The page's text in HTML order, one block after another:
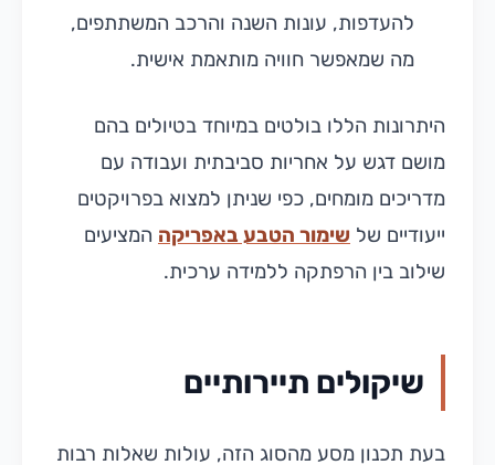
להעדפות, עונות השנה והרכב המשתתפים,
מה שמאפשר חוויה מותאמת אישית.
היתרונות הללו בולטים במיוחד בטיולים בהם
מושם דגש על אחריות סביבתית ועבודה עם
מדריכים מומחים, כפי שניתן למצוא בפרויקטים
ייעודיים של שימור הטבע באפריקה המציעים
שילוב בין הרפתקה ללמידה ערכית.
שיקולים תיירותיים
בעת תכנון מסע מהסוג הזה, עולות שאלות רבות